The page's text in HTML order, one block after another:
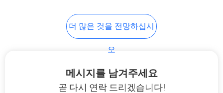
냉각 접착 영화
더 많은 것을 전망하십시
오
메시지를 남겨주세요
곧 다시 연락 드리겠습니다!